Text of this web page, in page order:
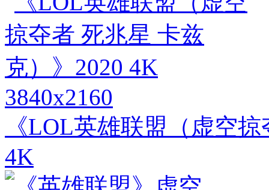
3840x2160
《LOL英雄联盟（虚空
4K